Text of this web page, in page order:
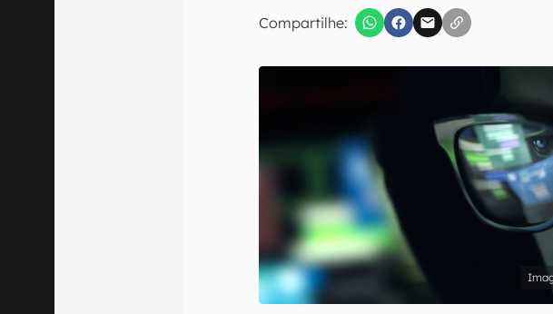
Compartilhe:
Confirmo que li, aceito e concordo com os